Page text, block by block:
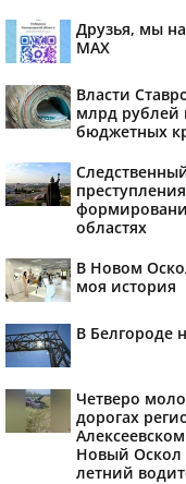
Друзья, мы
МАХ
Власти
млрд рублей
бюджетных
областях
В Новом
моя история
В Белгороде
Четверо
дорогах
Новый Оскол
летний